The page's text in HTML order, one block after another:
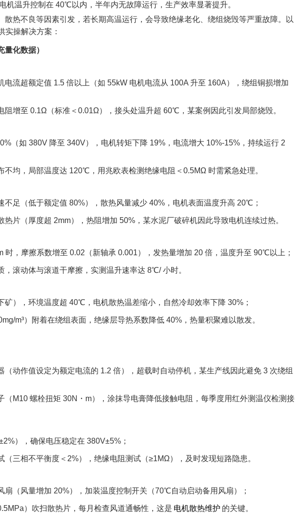
机温升控制在 40℃以内，半年内无故障运行，生产效率显著提升。​
散热不良等因素引发，若长期高温运行，会导致绝缘老化、绕组烧毁等严重故障。以
实操解决方案：​
化数据）​
电流超额定值 1.5 倍以上（如 55kW 电机电流从 100A 升至 160A），绕组铜损增加
阻增至 0.1Ω（标准＜0.01Ω），接头处温升超 60℃，某案例因此引发局部烧毁。​
（如 380V 降至 340V），电机转矩下降 19%，电流增大 10%-15%，持续运行 2
不均，局部温度达 120℃，用兆欧表检测绝缘电阻＜0.5MΩ 时需紧急处理。​
不足（低于额定值 80%），散热风量减少 40%，电机表面温度升高 20℃；​
热片（厚度超 2mm），热阻增加 50%，某水泥厂破碎机因此导致电机连续过热。​
时，摩擦系数增至 0.02（新轴承 0.001），发热量增加 20 倍，温度升至 90℃以上；​
，滚动体与滚道干摩擦，实测温升速率达 8℃/ 小时。​
矿），环境温度超 40℃，电机散热温差缩小，自然冷却效率下降 30%；​
m³）附着在绕组表面，绝缘层导热系数降低 40%，热量积聚难以散发。​
（动作值设定为额定电流的 1.2 倍），超载时自动停机，某生产线因此避免 3 次绕组
（M10 螺栓扭矩 30N・m），涂抹导电膏降低接触电阻，每季度用红外测温仪检测接
），确保电压稳定在 380V±5%；​
（三相不平衡度＜2%），绝缘电阻测试（≥1MΩ），及时发现短路隐患。​
扇（风量增加 20%），加装温度控制开关（70℃自动启动备用风扇）；​
）吹扫散热片，每月检查风道通畅性，这是 电机散热维护 的关键。​